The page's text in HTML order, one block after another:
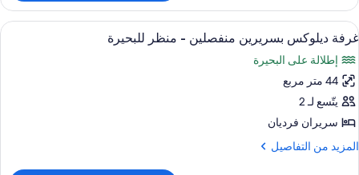
غرفة
لفردين
استعراض
جميع
صور
غرفة
ديلوكس
بسريرين
منفصلين
7
غرفة ديلوكس بسريرين منفصلين - منظر للبحيرة
إطلالة على البحيرة
44 متر مربع
يتّسع لـ 2
سريران فرديان
المزيد من التفاصيل
المزيد